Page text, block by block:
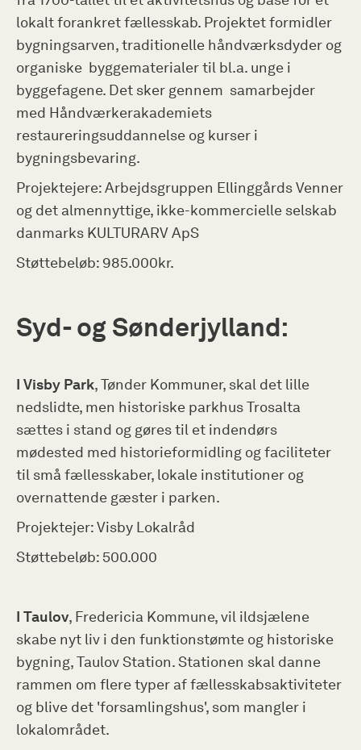
lokalt forankret fællesskab. Projektet formidler
bygningsarven, traditionelle håndværksdyder og
organiske byggematerialer til bl.a. unge i
byggefagene. Det sker gennem samarbejder
med Håndværkerakademiets
restaureringsuddannelse og kurser i
bygningsbevaring.
Projektejere: Arbejdsgruppen Ellinggårds Venner
og det almennyttige, ikke-kommercielle selskab
danmarks KULTURARV ApS
Støttebeløb: 985.000kr.
Syd- og Sønderjylland:
I Visby Park, Tønder Kommuner, skal det lille
nedslidte, men historiske parkhus Trosalta
sættes i stand og gøres til et indendørs
mødested med historieformidling og faciliteter
til små fællesskaber, lokale institutioner og
overnattende gæster i parken.
Projektejer: Visby Lokalråd
Støttebeløb: 500.000
I Taulov, Fredericia Kommune, vil ildsjælene
skabe nyt liv i den funktionstømte og historiske
bygning, Taulov Station. Stationen skal danne
rammen om flere typer af fællesskabsaktiviteter
og blive det 'forsamlingshus', som mangler i
lokalområdet.